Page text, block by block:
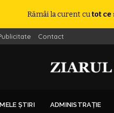
Rămâi la curent cutot
Contact
ȘTIRI ADMINISTRAȚIE